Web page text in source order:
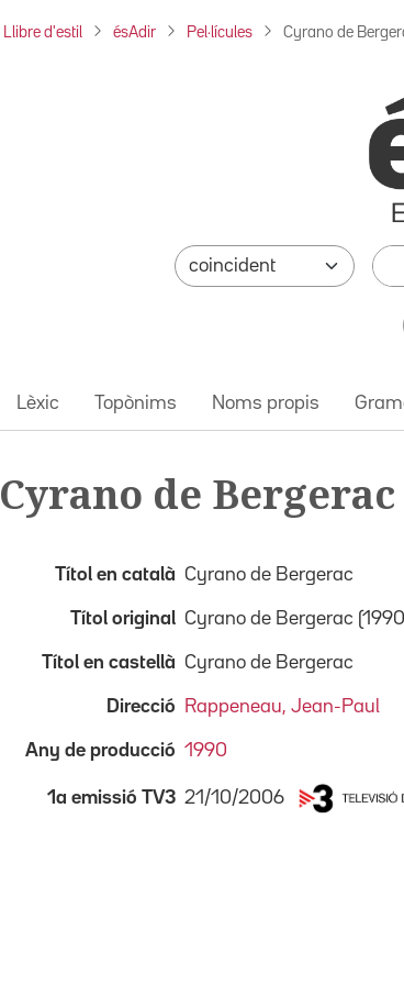
Llibre d'estil ésAdir Pel·lícules Cyrano de
Lèxic Topònims Noms propis
Cyrano de Bergerac
Títol en català Cyrano de Bergerac
Títol original Cyrano de Bergerac
Títol en castellà Cyrano de Bergerac
Direcció Rappeneau, Jean-Paul
Any de producció 1990
1a emissió TV3 21/10/2006